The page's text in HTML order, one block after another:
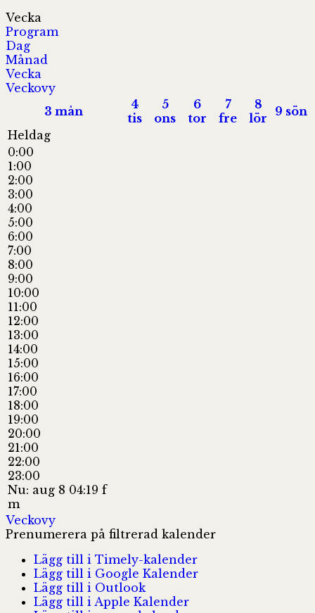
Vecka
Program
Dag
Månad
Vecka
Veckovy
3 mån
4
tis
5
ons
6
tor
7
fre
8
lör
9 sön
Heldag
0:00
1:00
2:00
3:00
4:00
5:00
6:00
7:00
8:00
9:00
10:00
11:00
12:00
13:00
14:00
15:00
16:00
17:00
18:00
19:00
20:00
21:00
22:00
23:00
Nu: aug 8 04:19 f
m
Veckovy
Prenumerera på filtrerad kalender
Lägg till i Timely-kalender
Lägg till i Google Kalender
Lägg till i Outlook
Lägg till i Apple Kalender